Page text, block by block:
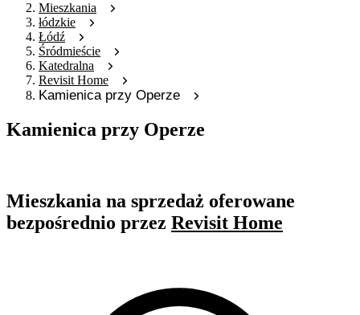
Mieszkania
łódzkie
Łódź
Śródmieście
Katedralna
Revisit Home
Kamienica przy Operze
Kamienica przy Operze
Mieszkania na sprzedaż oferowane
bezpośrednio przez Revisit Home